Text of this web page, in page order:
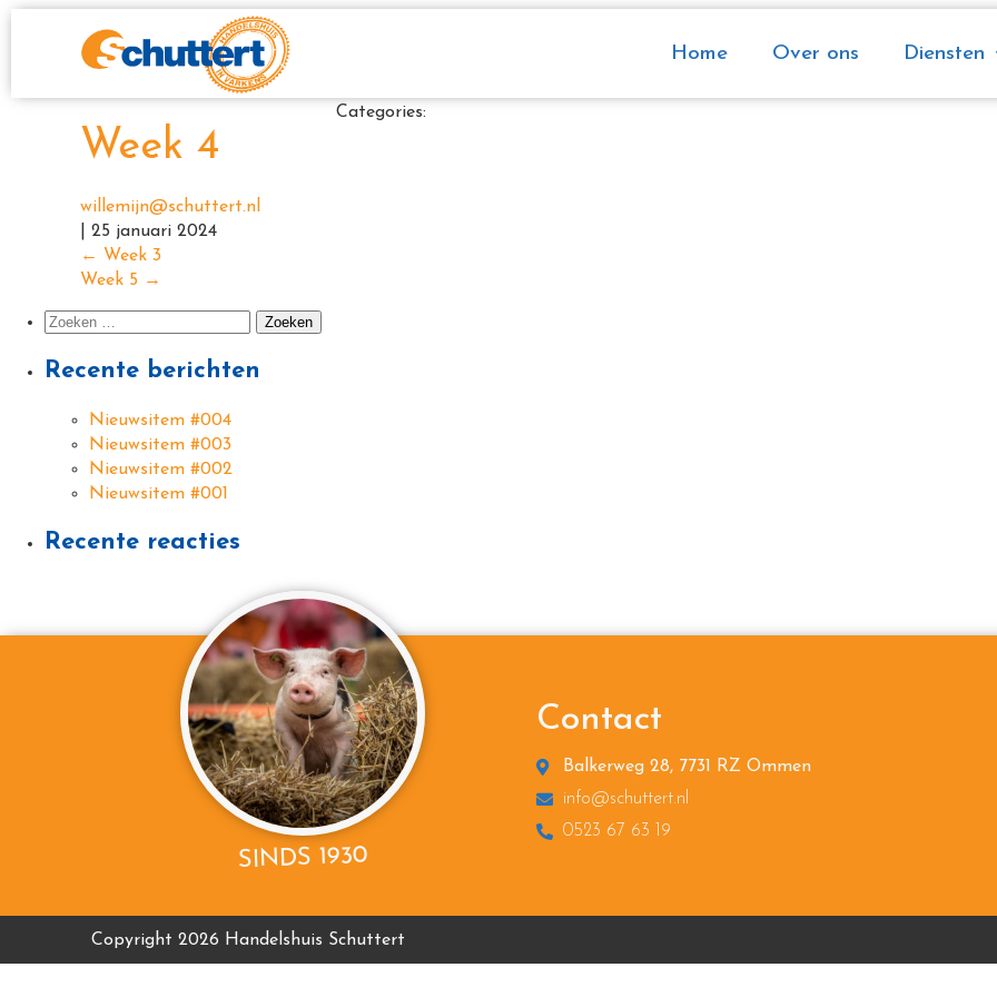
Home Over ons Diensten
Week 4
willemijn@schuttert.nl
25 januari 2024
Categories:
← Week 3
Week 5 →
Recente berichten
Nieuwsitem #004
Nieuwsitem #003
Nieuwsitem #002
Nieuwsitem #001
Recente reacties
SINDS 1930
Contact
Balkerweg 28, 7731 RZ Ommen
info@schuttert.nl
0523 67 63 19
Copyright 2026 Handelshuis Schuttert